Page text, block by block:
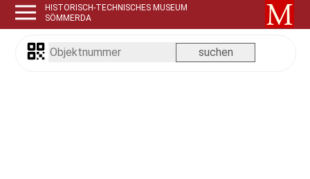
HISTORISCH-TECHNISCHES MUSEUM
SÖMMERDA